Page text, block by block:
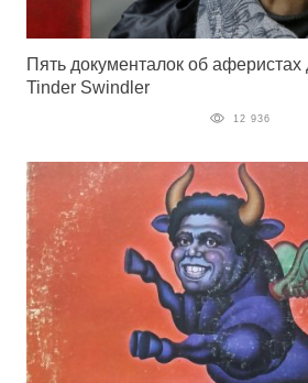
Пять документалок об
Tinder Swindler
12 936